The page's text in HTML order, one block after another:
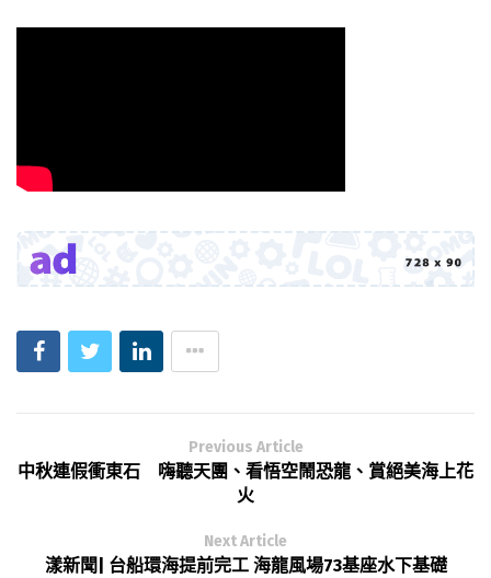
Previous Article
中秋連假衝東石 嗨聽天團、看悟空鬧恐龍、賞絕美海上花
火
Next Article
漾新聞| 台船環海提前完工 海龍風場73基座水下基礎